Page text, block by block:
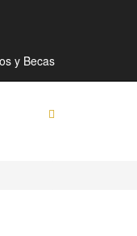
y Becas
Frecuentes